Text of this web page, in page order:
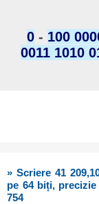
0- 100
0011 1010
» Scriere 41
pe 64 biți,
754